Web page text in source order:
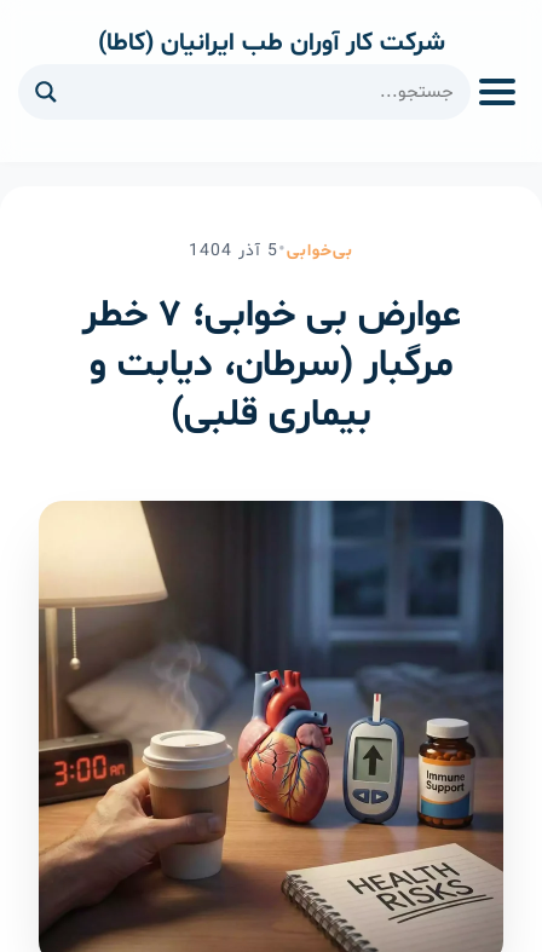
شرکت کار آوران طب ایرانیان (کاطا)
بی‌خوابی•
5 آذر 1404
عوارض بی خوابی؛ ۷ خطر
مرگبار (سرطان، دیابت و
بیماری قلبی)